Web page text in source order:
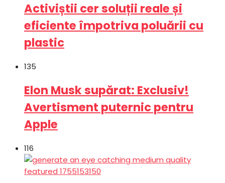
Activiștii cer soluții reale și
eficiente împotriva poluării cu
plastic
135
Elon Musk supărat: Exclusiv!
Avertisment puternic pentru
Apple
116